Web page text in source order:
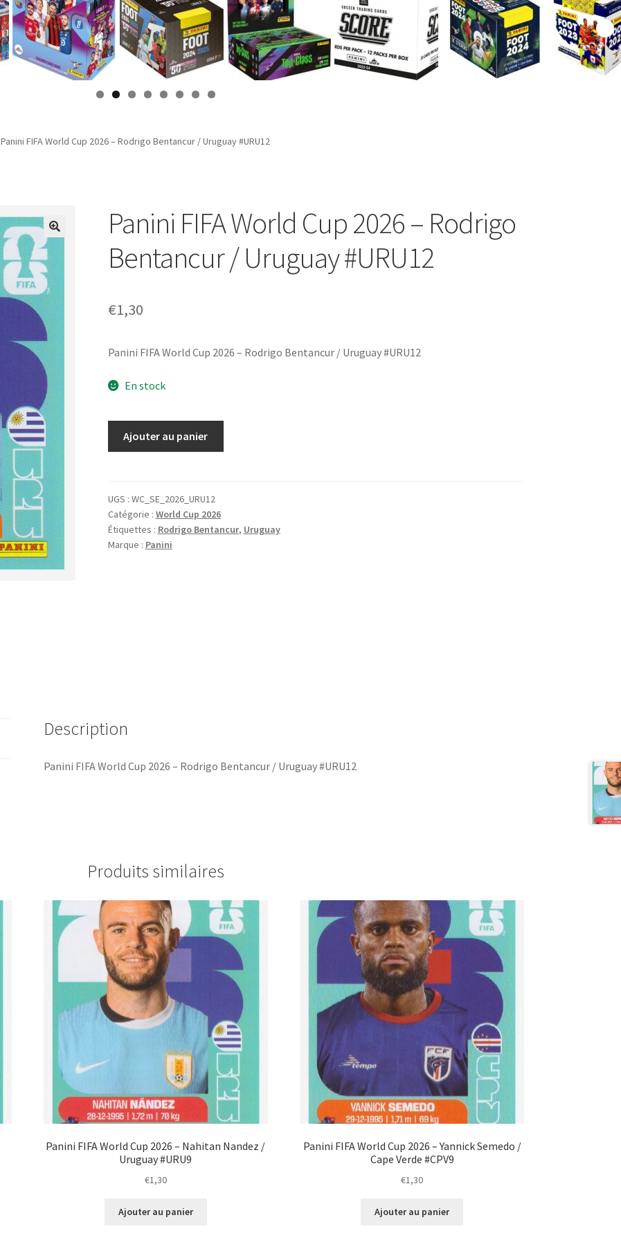
Panini FIFA World Cup 2026 – Rodrigo Bentancur / Uruguay #URU12
Panini FIFA World Cup 2026 – Rodrigo
Bentancur / Uruguay #URU12
€1,30
Panini FIFA World Cup 2026 – Rodrigo Bentancur / Uruguay #URU12
En stock
World
Cup
2026
-
Ajouter au panier
UGS : WC_SE_2026_URU12
Catégorie : World Cup 2026
Étiquettes : Rodrigo Bentancur, Uruguay
Marque : Panini
Description
Panini FIFA World Cup 2026 – Rodrigo Bentancur / Uruguay #URU12
Produits similaires
Panini FIFA World Cup 2026 – Nahitan Nandez /
Uruguay #URU9
€1,30
Ajouter au panier
Panini FIFA World Cup 2026 – Yannick Semedo /
Cape Verde #CPV9
€1,30
Ajouter au panier